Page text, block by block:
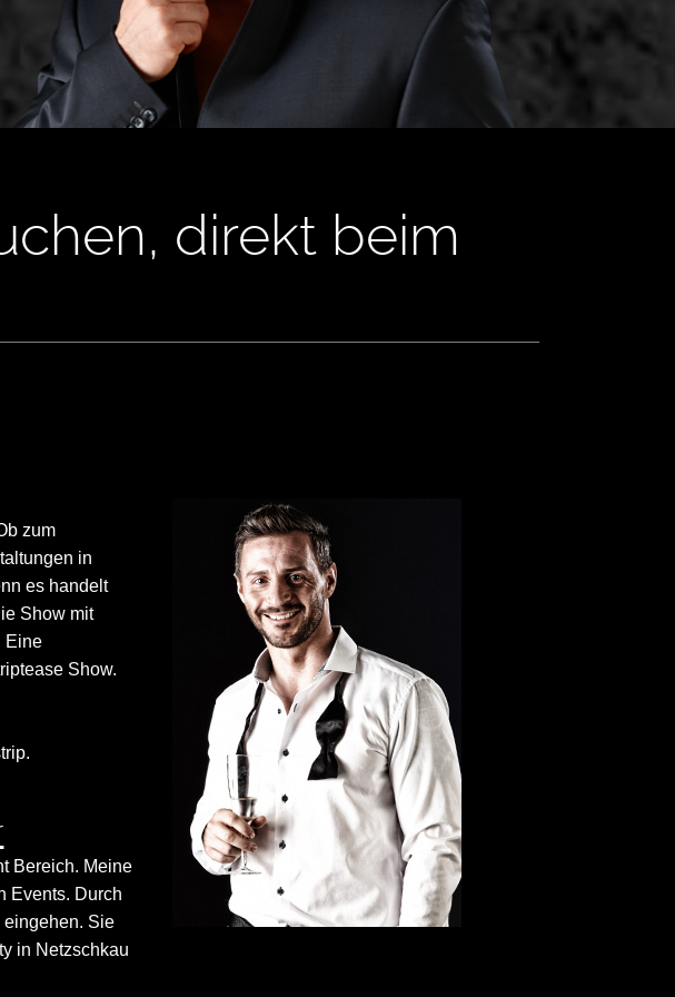
direkt beim
zum
in
es handelt
Show mit
Eine
Show.
Bereich. Meine
Events. Durch
eingehen. Sie
in Netzschkau